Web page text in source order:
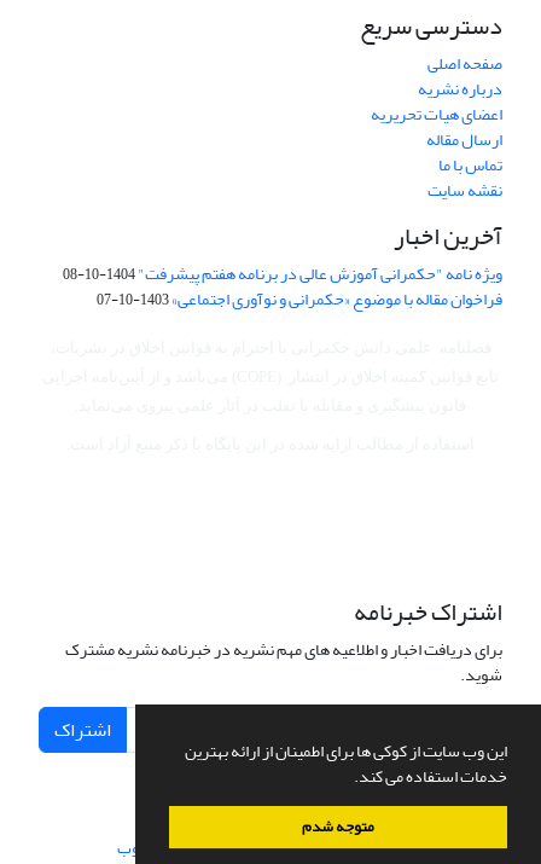
این وب سایت از کوکی ها برای اطمینان از ارائه بهترین
خدمات استفاده می کند.
متوجه شدم
دسترسی سریع
صفحه اصلی
درباره نشریه
اعضای هیات تحریریه
ارسال مقاله
تماس با ما
نقشه سایت
آخرین اخبار
ویژه نامه "حکمرانی آموزش عالی در برنامه هفتم پیشرفت"1404-10-08
فراخوان مقاله با موضوع «حکمرانی و نوآوری اجتماعی»1403-10-07
اشتراک خبرنامه
برای دریافت اخبار و اطلاعیه های مهم نشریه در خبرنامه نشریه مشترک
شوید.
اشتراک
سامانه مدیریت نشریات علمی.طراحی و پیاده سازی از سیناوب